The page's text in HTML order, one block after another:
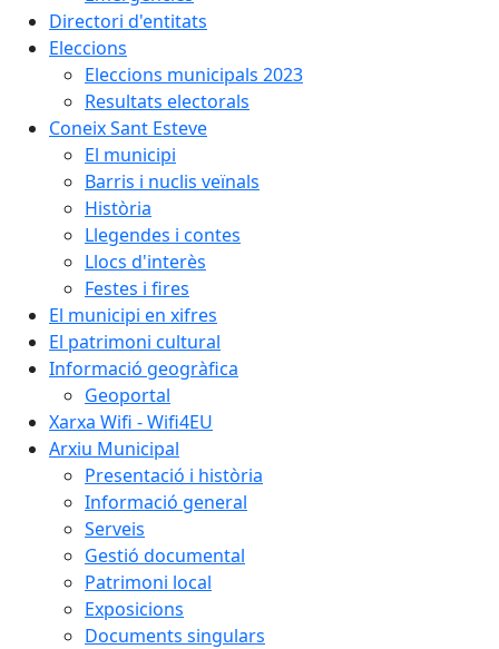
Directori d'entitats
Eleccions
Eleccions municipals 2023
Resultats electorals
Coneix Sant Esteve
El municipi
Barris i nuclis veïnals
Història
Llegendes i contes
Llocs d'interès
Festes i fires
El municipi en xifres
El patrimoni cultural
Informació geogràfica
Geoportal
Xarxa Wifi - Wifi4EU
Arxiu Municipal
Presentació i història
Informació general
Serveis
Gestió documental
Patrimoni local
Exposicions
Documents singulars